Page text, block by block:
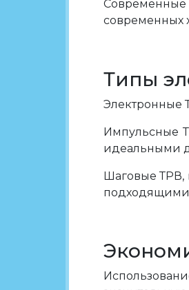
современных
Типы
Электронные
Импульсные
идеальными
Шаговые ТРВ,
подходящими